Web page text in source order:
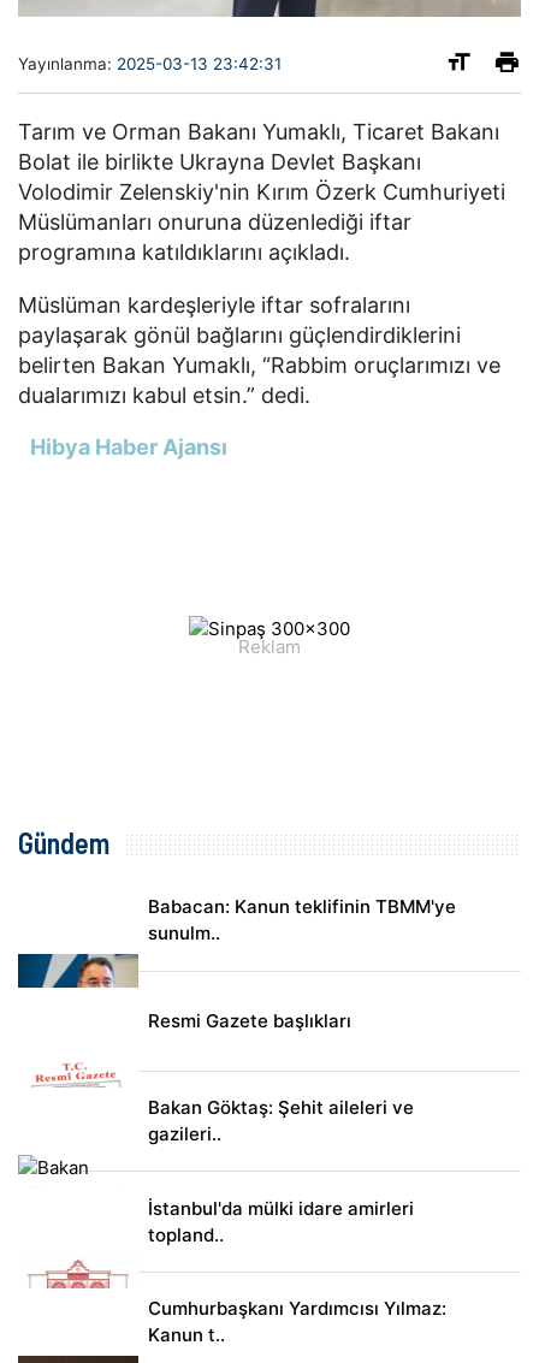
Yayınlanma: 2025-03-13 23:42:31
Tarım ve Orman Bakanı Yumaklı, Ticaret Bakanı
Bolat ile birlikte Ukrayna Devlet Başkanı
Volodimir Zelenskiy'nin Kırım Özerk Cumhuriyeti
Müslümanları onuruna düzenlediği iftar
programına katıldıklarını açıkladı.
Müslüman kardeşleriyle iftar sofralarını
paylaşarak gönül bağlarını güçlendirdiklerini
belirten Bakan Yumaklı, “Rabbim oruçlarımızı ve
dualarımızı kabul etsin.” dedi.
Hibya Haber Ajansı
Gündem
Babacan: Kanun teklifinin TBMM'ye
sunulm..
Resmi Gazete başlıkları
Bakan Göktaş: Şehit aileleri ve
gazileri..
İstanbul'da mülki idare amirleri
topland..
Cumhurbaşkanı Yardımcısı Yılmaz:
Kanun t..